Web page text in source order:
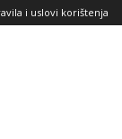
i uslovi korištenja